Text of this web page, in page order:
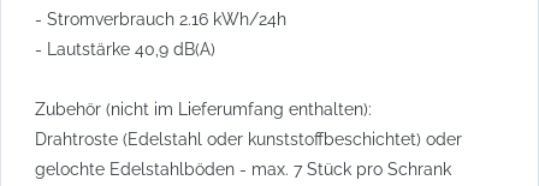
- Stromverbrauch 2.16 kWh/24h
- Lautstärke 40,9 dB(A)
Zubehör (nicht im Lieferumfang enthalten):
Drahtroste (Edelstahl oder kunststoffbeschichtet) oder
gelochte Edelstahlböden - max. 7 Stück pro Schrank